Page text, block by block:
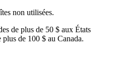
non utilisées.
de plus de 50 $ aux États
de 100 $ au Canada.